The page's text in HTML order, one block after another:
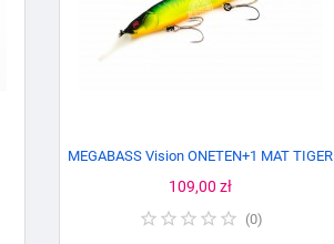
MEGABASS Vision ONETEN+1 MAT TIGER
Cena
109,00 zł
(0)